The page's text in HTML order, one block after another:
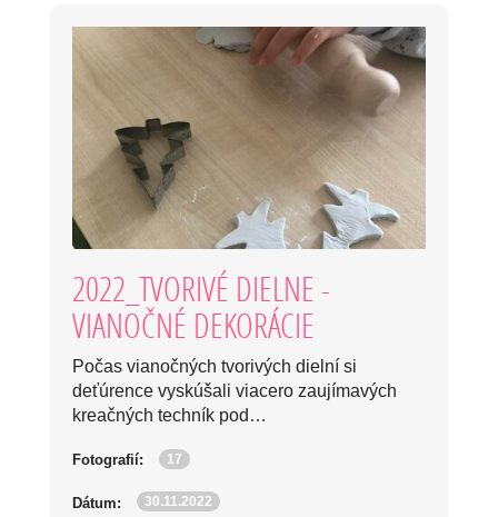
2022_TVORIVÉ DIELNE -
VIANOČNÉ DEKORÁCIE
Počas vianočných tvorivých dielní si
deťúrence vyskúšali viacero zaujímavých
kreačných techník pod…
Fotografií: 17
Dátum: 30.11.2022